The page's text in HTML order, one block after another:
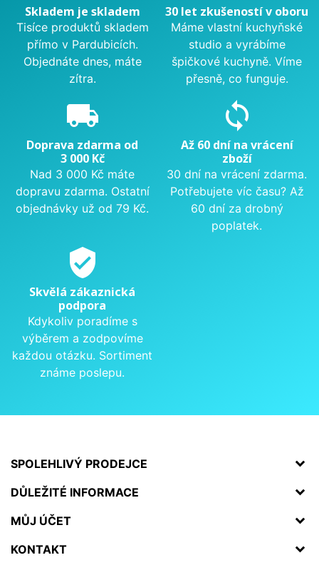
Skladem je skladem
Tisíce produktů skladem
přímo v Pardubicích.
Objednáte dnes, máte
zítra.
30 let zkušeností v oboru
Máme vlastní kuchyňské
studio a vyrábíme
špičkové kuchyně. Víme
přesně, co funguje.
local_shipping
Doprava zdarma od
3 000 Kč
Nad 3 000 Kč máte
dopravu zdarma. Ostatní
objednávky už od 79 Kč.
sync
Až 60 dní na vrácení
zboží
30 dní na vrácení zdarma.
Potřebujete víc času? Až
60 dní za drobný
poplatek.
verified_user
Skvělá zákaznická
podpora
Kdykoliv poradíme s
výběrem a zodpovíme
každou otázku. Sortiment
známe poslepu.
SPOLEHLIVÝ PRODEJCE
DŮLEŽITÉ INFORMACE
MŮJ ÚČET
KONTAKT